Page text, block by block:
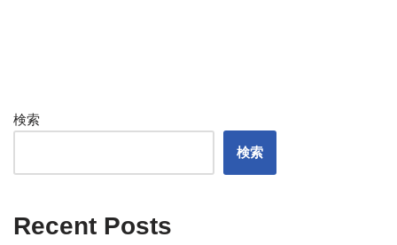
検索
検索
Recent Posts